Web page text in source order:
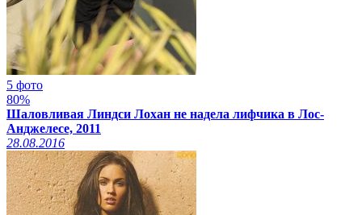
5 фото
80%
Шаловливая Линдси Лохан не надела лифчика в Лос-
Анджелесе, 2011
28.08.2016